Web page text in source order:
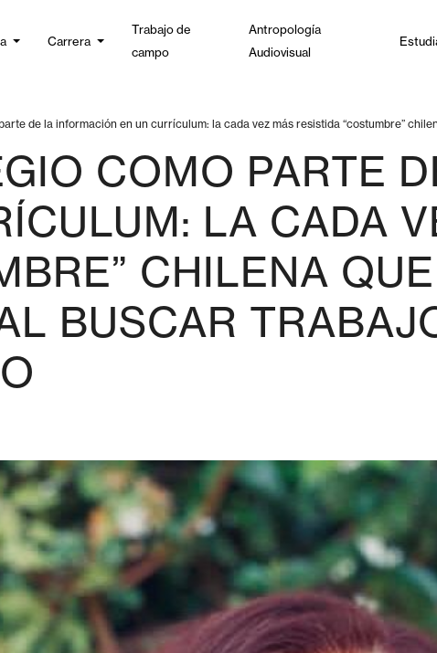
Carrera
Trabajo de
campo
Antropología
Audiovisual
de la información en un currículum: la cada vez más resistida “costumbre”
COMO PARTE
LA CADA
CHILENA
BUSCAR